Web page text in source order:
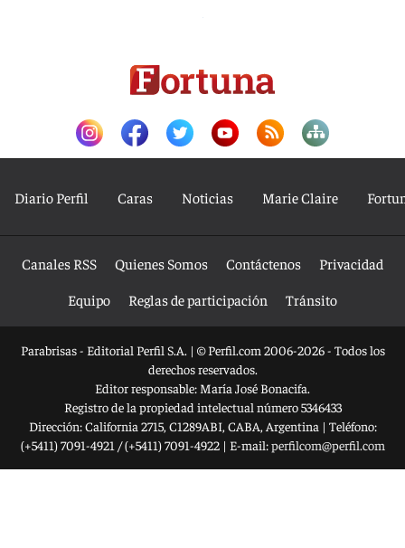
Diario Perfil Caras Noticias Marie Claire
Canales RSS Quienes Somos Contáctenos
Privacidad
Equipo
Reglas de participación Tránsito
Parabrisas - Editorial Perfil S.A. | © Perfil.com 2006-2026 - Todos los
derechos reservados.
Editor responsable: María José Bonacifa.
Registro de la propiedad intelectual número 5346433
Dirección:California 2715, C1289ABI, CABA, Argentina | Teléfono:
(+5411) 7091-4921 /(+5411) 7091-4922| E-mail:perfilcom@perfil.com